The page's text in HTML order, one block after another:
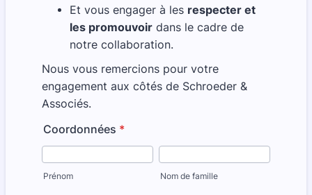
Et vous engager à les respecter et
les promouvoir dans le cadre de
notre collaboration.
Nous vous remercions pour votre
engagement aux côtés de Schroeder &
Associés.
Coordonnées *
Prénom Nom de famille